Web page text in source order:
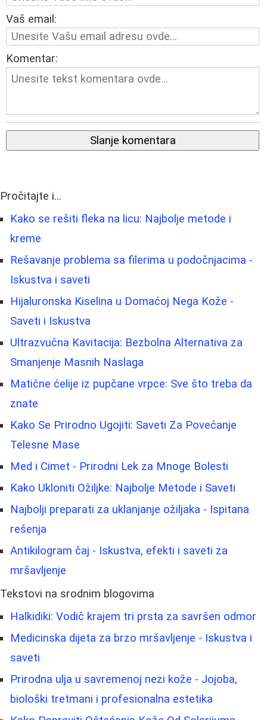
Vaš email:
Komentar:
Slanje komentara
Pročitajte i...
Kako se rešiti fleka na licu: Najbolje metode i
kreme
Rešavanje problema sa filerima u podočnjacima -
Iskustva i saveti
Hijaluronska Kiselina u Domaćoj Nega Kože -
Saveti i Iskustva
Ultrazvučna Kavitacija: Bezbolna Alternativa za
Smanjenje Masnih Naslaga
Matične ćelije iz pupčane vrpce: Sve što treba da
znate
Kako Se Prirodno Ugojiti: Saveti Za Povećanje
Telesne Mase
Med i Cimet - Prirodni Lek za Mnoge Bolesti
Kako Ukloniti Ožiljke: Najbolje Metode i Saveti
Najbolji preparati za uklanjanje ožiljaka - Ispitana
rešenja
Antikilogram čaj - Iskustva, efekti i saveti za
mršavljenje
Tekstovi na srodnim blogovima
Halkidiki: Vodič krajem tri prsta za savršen odmor
Medicinska dijeta za brzo mršavljenje - Iskustva i
saveti
Prirodna ulja u savremenoj nezi kože - Jojoba,
biološki tretmani i profesionalna estetika